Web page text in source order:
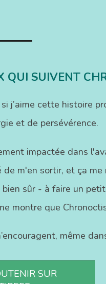
QUI SUIVENT
j’aime cette histoire
et de persévérence.
impactée dans
de m'en sortir, et ça
sûr - à faire un
montre que
même
SUR